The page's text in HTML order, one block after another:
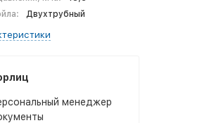
Двухтрубный
менеджер